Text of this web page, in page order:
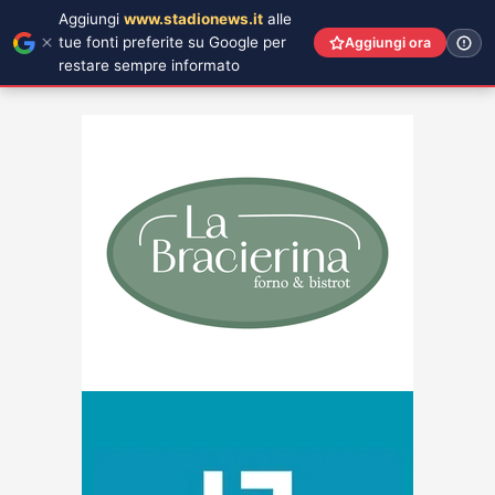
Aggiungi www.stadionews.it alle
tue fonti preferite su Google per
restare sempre informato
Aggiungi ora